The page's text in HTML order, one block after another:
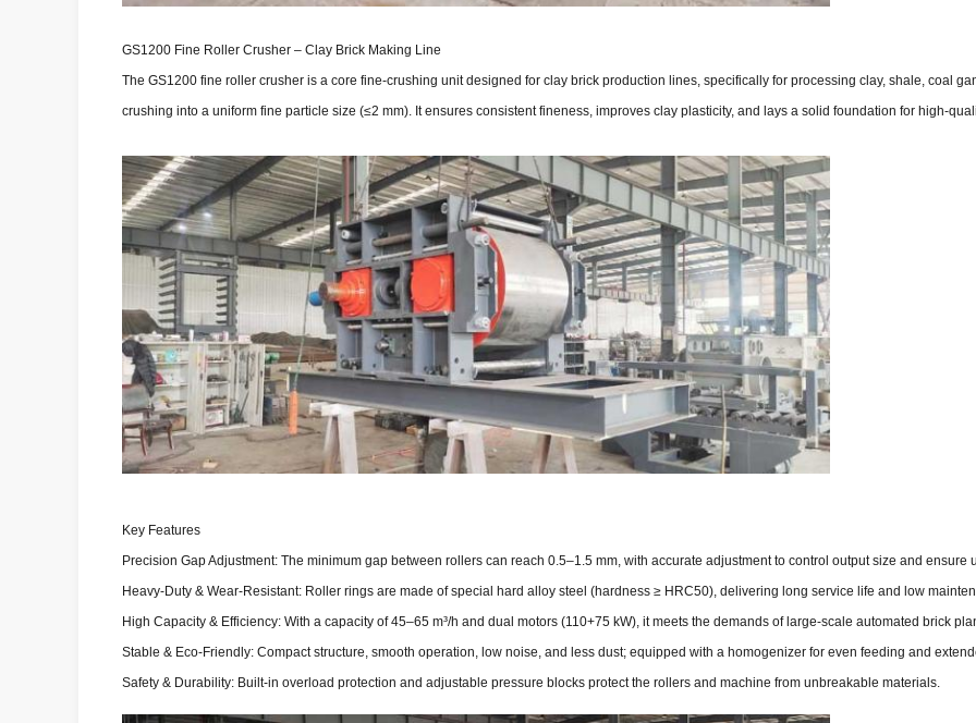
GS1200 Fine Roller Crusher – Clay Brick Making Line
The GS1200 fine roller crusher is a core fine-crushing unit designed for clay brick production lines, specifically for processing clay, shale, coal
crushing into a uniform fine particle size (≤2 mm). It ensures consistent fineness, improves clay plasticity, and lays a solid foundation for high-
Key Features
Precision Gap Adjustment: The minimum gap between rollers can reach 0.5–1.5 mm, with accurate adjustment to control output size and ensure
Heavy-Duty & Wear-Resistant: Roller rings are made of special hard alloy steel (hardness ≥ HRC50), delivering long service life and low
High Capacity & Efficiency: With a capacity of 45–65 m³/h and dual motors (110+75 kW), it meets the demands of large-scale automated brick
Stable & Eco-Friendly: Compact structure, smooth operation, low noise, and less dust; equipped with a homogenizer for even feeding and
Safety & Durability: Built-in overload protection and adjustable pressure blocks protect the rollers and machine from unbreakable materials.